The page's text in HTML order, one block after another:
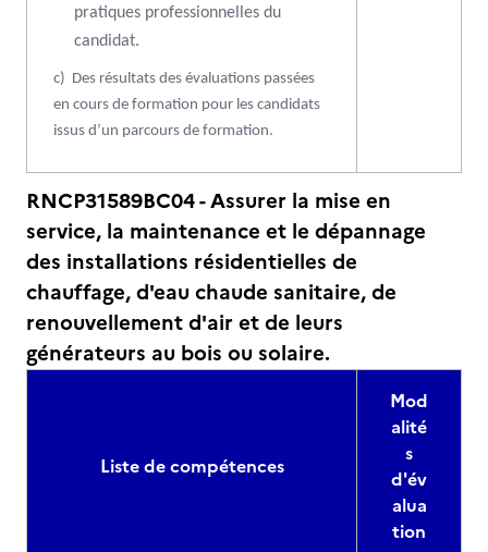
pratiques professionnelles du
candidat.
c) Des résultats des évaluations passées
en cours de formation pour les candidats
issus d’un parcours de formation.
RNCP31589BC04 - Assurer la mise en
service, la maintenance et le dépannage
des installations résidentielles de
chauffage, d'eau chaude sanitaire, de
renouvellement d'air et de leurs
générateurs au bois ou solaire.
Liste de compétences
Mod
alité
s
d'év
alua
tion